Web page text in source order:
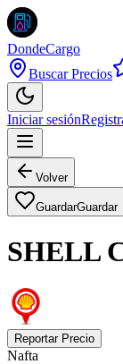
DondeCargo
Buscar Precios
Iniciar sesión
Volver
GuardarGuardar
SHELL
Reportar Precio
Nafta